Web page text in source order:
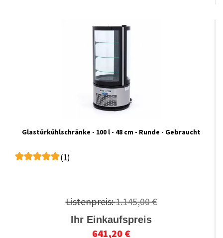
Glastürkühlschränke - 100 l - 48 cm - Runde - Gebraucht
(1)
Listenpreis:1.145,00 €
Ihr Einkaufspreis
641,20 €